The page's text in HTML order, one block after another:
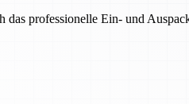
das professionelle Ein- und